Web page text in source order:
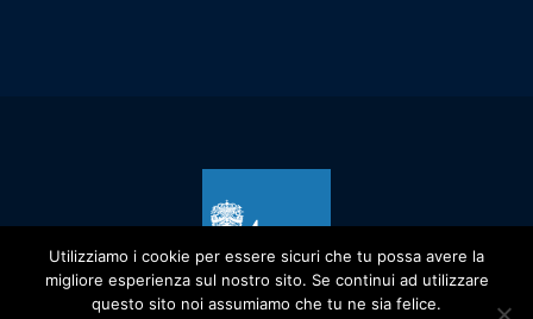
Utilizziamo i cookie per essere sicuri che tu possa avere la
migliore esperienza sul nostro sito. Se continui ad utilizzare
questo sito noi assumiamo che tu ne sia felice.